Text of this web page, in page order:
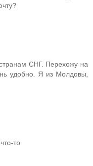
СНГ. Перехожу на
удобно. Я из Молдовы,
то